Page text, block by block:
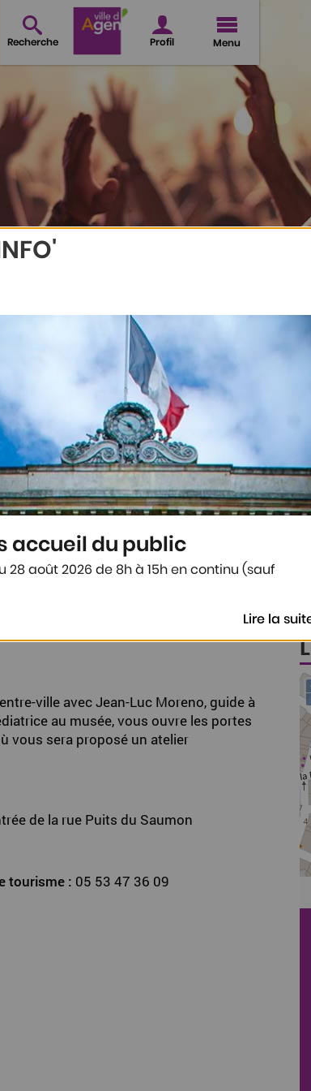
Recherche Profil Menu
de l'enluminure
MÉDIÉVALES
DE L'ENLUMINURE
de l'office de tourisme (38 rue
Le 13 août 2026
ville avec Jean-Luc Moreno, guide à
au musée, vous ouvre les portes
vous sera proposé un atelier
de la rue Puits du Saumon
tourisme : 05 53 47 36 09
accueil du public
28 août 2026 de 8h à 15h en continu (sauf
Lire la